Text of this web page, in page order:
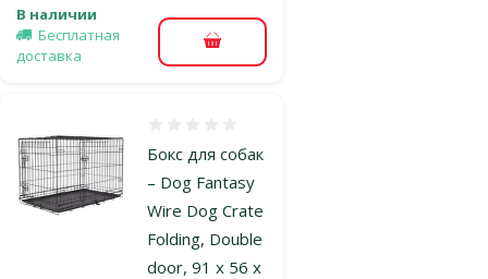
В наличии
Бесплатная
доставка
В корзину
Бокс для собак
– Dog Fantasy
Wire Dog Crate
Folding, Double
door, 91 x 56 x